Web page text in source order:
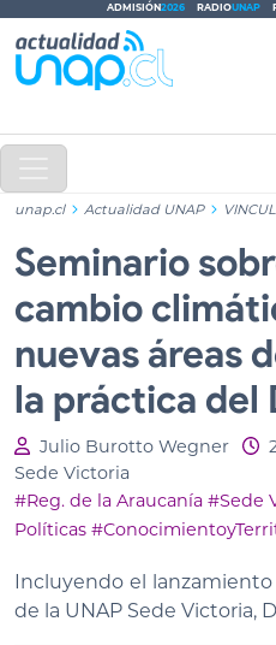
ADMISIÓN2026 RADIOUNAP
unap.cl Actualidad UNAP
Seminario
cambio
nuevas áreas
la práctica del
Julio Burotto Wegner
Sede Victoria
#Reg. de la Araucanía #Sede
Políticas
Incluyendo el
de la UNAP Sede Victoria,